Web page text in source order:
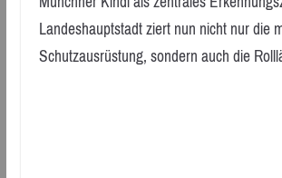
Landeshauptstadt ziert nun nicht nur die
Schutzausrüstung, sondern auch die